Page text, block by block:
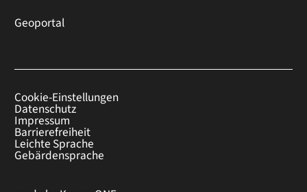
Geoportal
Cookie-Einstellungen
Datenschutz
Impressum
Barrierefreiheit
Leichte Sprache
Gebärdensprache